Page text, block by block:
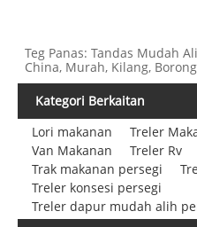
Teg Panas: Tandas Mudah
China, Murah, Kilang, Borong
Kategori Berkaitan
Lori makanan
Treler
Van Makanan
Treler Rv
Trak makanan persegi
Treler konsesi persegi
Treler dapur mudah alih